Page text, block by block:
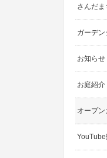
さんだま
ガーデン
お知らせ
お庭紹介
オープン